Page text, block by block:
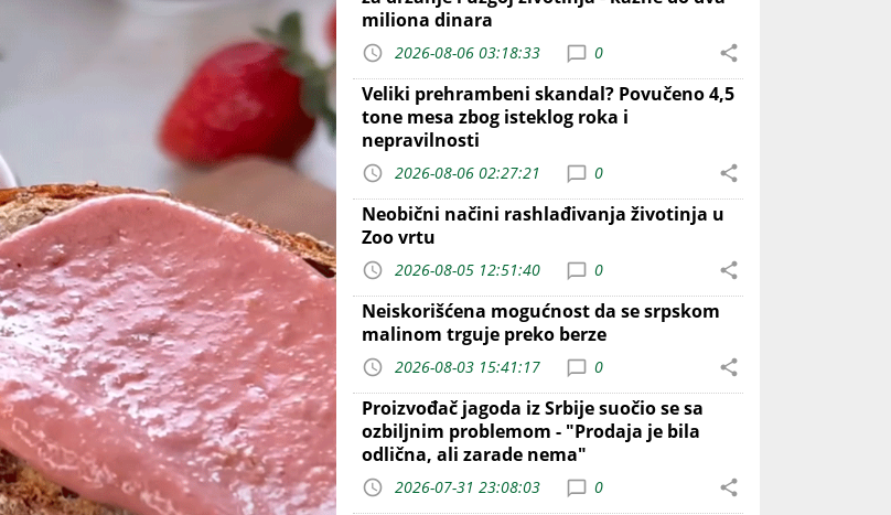
miliona dinara
2026-08-06 03:18:33 0
Veliki prehrambeni skandal? Povučeno 4,5
tone mesa zbog isteklog roka i
nepravilnosti
2026-08-06 02:27:21 0
Neobični načini rashlađivanja životinja u
Zoo vrtu
2026-08-05 12:51:40 0
Neiskorišćena mogućnost da se srpskom
malinom trguje preko berze
2026-08-03 15:41:17 0
Proizvođač jagoda iz Srbije suočio se sa
ozbiljnim problemom - "Prodaja je bila
odlična, ali zarade nema"
2026-07-31 23:08:03 0